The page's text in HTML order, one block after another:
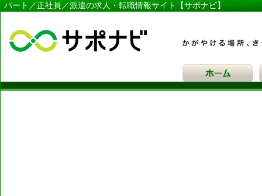
パート／正社員／派遣の求人・転職情報サイト【サポナビ】